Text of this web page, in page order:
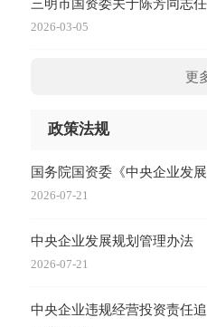
2026-03-05
更
政策法规
国务院国资委《中央企业发
2026-07-21
中央企业发展规划管理办法
2026-07-21
中央企业违规经营投资责任